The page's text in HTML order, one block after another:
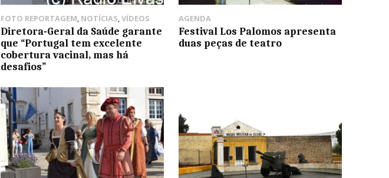
FOTO REPORTAGEM, NOTÍCIAS,VÍDEOS
Diretora-Geral da Saúde garante
que “Portugal tem excelente
cobertura vacinal, mas há
desafios”
AGENDA
Festival Los Palomos apresenta
duas peças de teatro